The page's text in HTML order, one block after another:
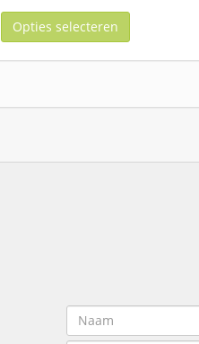
Opties selecteren